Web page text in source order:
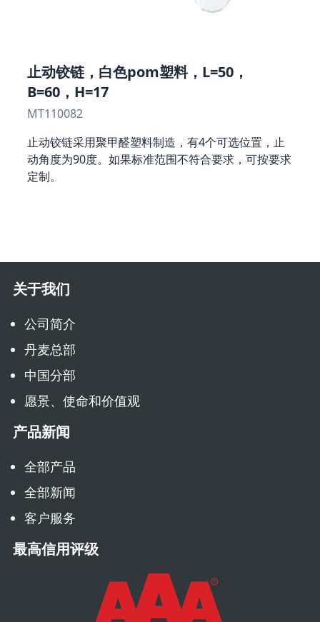
止动铰链，白色pom塑料，L=50，
B=60，H=17
MT110082
止动铰链采用聚甲醛塑料制造，有4个可选位置，止
动角度为90度。如果标准范围不符合要求，可按要求
定制。
关于我们
公司简介
丹麦总部
中国分部
愿景、使命和价值观
产品新闻
全部产品
全部新闻
客户服务
最高信用评级